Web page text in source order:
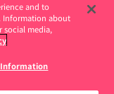
->
and to
Information about
social media,
Information